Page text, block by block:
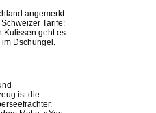
angemerkt
Tarife:
Kulissen geht es
Dschungel.
ist die